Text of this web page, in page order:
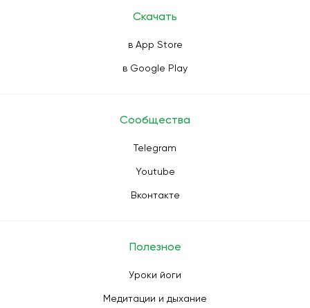
Скачать
в App Store
в Google Play
Сообщества
Telegram
Youtube
Вконтакте
Полезное
Уроки йоги
Медитации и дыхание